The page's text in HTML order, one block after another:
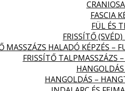
FASCIA
FÜL ÉS
FRISSÍTŐ
MASSZÁZS HALADÓ KÉPZÉS –
FRISSÍTŐ TALPMASSZÁZS
HANGOLDÁS –